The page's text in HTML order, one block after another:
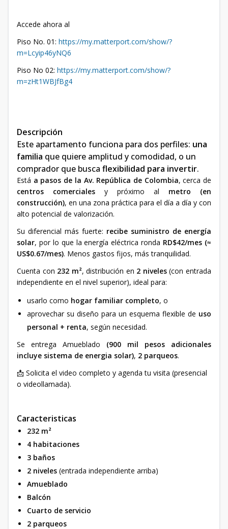
Accede ahora al
Piso No. 01: https://my.matterport.com/show/?
m=Lcyip46yNQ6
Piso No 02: https://my.matterport.com/show/?
m=zHt1WBJfBg4
Descripción
Este apartamento funciona para dos perfiles: una
familia que quiere amplitud y comodidad, o un
comprador que busca flexibilidad para invertir.
Está a pasos de la Av. República de Colombia, cerca de
centros comerciales y próximo al metro (en
construcción), en una zona práctica para el día a día y con
alto potencial de valorización.
Su diferencial más fuerte: recibe suministro de energía
solar, por lo que la energía eléctrica ronda RD$42/mes (≈
US$0.67/mes). Menos gastos fijos, más tranquilidad.
Cuenta con 232 m², distribución en 2 niveles(con entrada
independiente en el nivel superior), ideal para:
usarlo como hogar familiar completo, o
aprovechar su diseño para un esquema flexible de uso
personal + renta, según necesidad.
Se entrega Amueblado (900 mil pesos adicionales
incluye sistema de energia solar), 2 parqueos.
📩 Solicita el video completo y agenda tu visita (presencial
o videollamada).
Caracteristicas
232 m²
4 habitaciones
3 baños
2 niveles (entrada independiente arriba)
Amueblado
Balcón
Cuarto de servicio
2 parqueos